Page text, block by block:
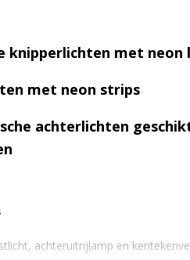
knipperlichten met neon
met neon strips
achterlichten
achteruitrijlamp en